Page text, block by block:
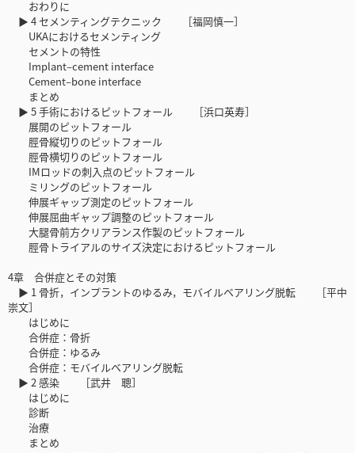
おわりに
▶ 4 セメンティングテクニック ［福岡慎一］
UKAにおけるセメンティング
セメントの特性
Implant‒cement interface
Cement‒bone interface
まとめ
▶ 5 手術におけるピットフォール ［浜口英寿］
展開のピットフォール
脛骨縦切りのピットフォール
脛骨横切りのピットフォール
IMロッドの刺入点のピットフォール
ミリングのピットフォール
伸展ギャップ測定のピットフォール
伸展屈曲ギャップ調整のピットフォール
大腿骨前方クリアランス作製のピットフォール
脛骨トライアルのサイズ決定におけるピットフォール
4章 合併症とその対策
▶ 1 骨折，インプラントのゆるみ，モバイルベアリング脱転 ［平中
崇文］
はじめに
合併症：骨折
合併症：ゆるみ
合併症：モバイルベアリング脱転
▶ 2 感染 ［武井 聰］
はじめに
診断
治療
まとめ